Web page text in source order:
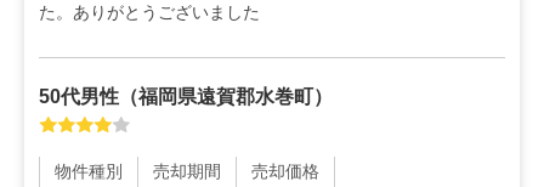
た。ありがとうございました
50代男性 （福岡県遠賀郡水巻町）
物件種別
売却期間
売却価格